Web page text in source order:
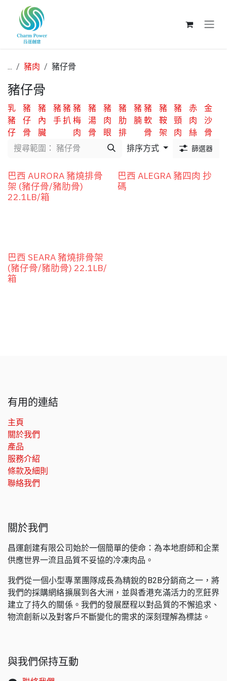
跳至內容
... 豬肉 豬仔骨
豬仔骨
乳
豬
仔
豬
仔
骨
豬
內
臟
豬
手
豬
扒
豬
梅
肉
豬
湯
骨
豬
肉
眼
豬
肋
排
豬
腩
豬
軟
骨
豬
鞍
架
豬
頸
肉
赤
肉
絲
金
沙
骨
排序方式
篩選器
巴西 AURORA 豬燒排骨
架 (豬仔骨/豬肋骨)
22.1LB/箱
巴西 ALEGRA 豬四肉 抄
碼
巴西 SEARA 豬燒排骨架
(豬仔骨/豬肋骨) 22.1LB/
箱
有用的連結
主頁
關於我們
產品
服務介紹
條款及細則
聯絡我們
關於我們
昌運創建有限公司始於一個簡單的使命：為本地廚師和企業
供應世界一流且品質不妥協的冷凍肉品。
我們從一個小型專業團隊成長為精銳的B2B分銷商之一，將
我們的採購網絡擴展到各大洲，並與香港充滿活力的烹飪界
建立了持久的關係。我們的發展歷程以對品質的不懈追求、
物流創新以及對客戶不斷變化的需求的深刻理解為標誌。
與我們保持互動